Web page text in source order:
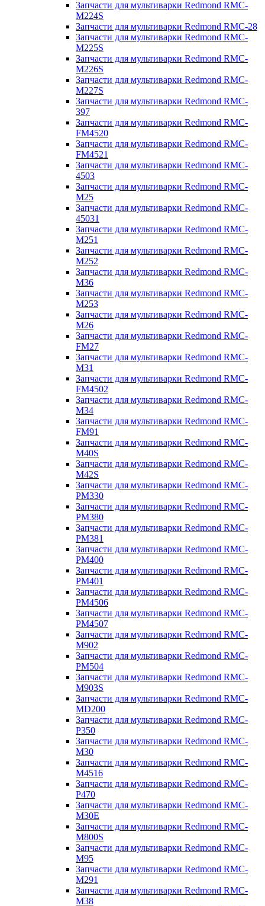
Запчасти для мультиварки Redmond RMC-
M224S
Запчасти для мультиварки Redmond RMC-28
Запчасти для мультиварки Redmond RMC-
M225S
Запчасти для мультиварки Redmond RMC-
M226S
Запчасти для мультиварки Redmond RMC-
M227S
Запчасти для мультиварки Redmond RMC-
397
Запчасти для мультиварки Redmond RMC-
FM4520
Запчасти для мультиварки Redmond RMC-
FM4521
Запчасти для мультиварки Redmond RMC-
4503
Запчасти для мультиварки Redmond RMC-
M25
Запчасти для мультиварки Redmond RMC-
45031
Запчасти для мультиварки Redmond RMC-
M251
Запчасти для мультиварки Redmond RMC-
M252
Запчасти для мультиварки Redmond RMC-
M36
Запчасти для мультиварки Redmond RMC-
M253
Запчасти для мультиварки Redmond RMC-
M26
Запчасти для мультиварки Redmond RMC-
FM27
Запчасти для мультиварки Redmond RMC-
M31
Запчасти для мультиварки Redmond RMC-
FM4502
Запчасти для мультиварки Redmond RMC-
M34
Запчасти для мультиварки Redmond RMC-
FM91
Запчасти для мультиварки Redmond RMC-
M40S
Запчасти для мультиварки Redmond RMC-
M42S
Запчасти для мультиварки Redmond RMC-
PM330
Запчасти для мультиварки Redmond RMC-
PM380
Запчасти для мультиварки Redmond RMC-
PM381
Запчасти для мультиварки Redmond RMC-
PM400
Запчасти для мультиварки Redmond RMC-
PM401
Запчасти для мультиварки Redmond RMC-
PM4506
Запчасти для мультиварки Redmond RMC-
PM4507
Запчасти для мультиварки Redmond RMC-
M902
Запчасти для мультиварки Redmond RMC-
PM504
Запчасти для мультиварки Redmond RMC-
M903S
Запчасти для мультиварки Redmond RMC-
MD200
Запчасти для мультиварки Redmond RMC-
P350
Запчасти для мультиварки Redmond RMC-
M30
Запчасти для мультиварки Redmond RMC-
M4516
Запчасти для мультиварки Redmond RMC-
P470
Запчасти для мультиварки Redmond RMC-
M30E
Запчасти для мультиварки Redmond RMC-
M800S
Запчасти для мультиварки Redmond RMC-
M95
Запчасти для мультиварки Redmond RMC-
M291
Запчасти для мультиварки Redmond RMC-
M38